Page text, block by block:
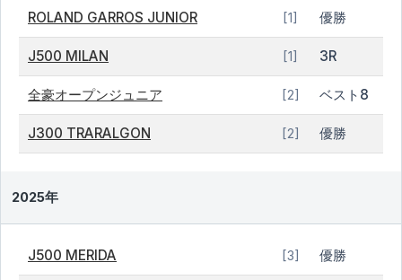
ROLAND GARROS JUNIOR [1] 優勝
J500 MILAN [1] 3R
全豪オープンジュニア [2] ベスト8
J300 TRARALGON [2] 優勝
2025年
J500 MERIDA [3] 優勝